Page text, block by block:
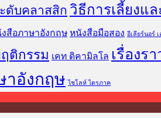
ดับคลาสสิก วิธีการเลี้ยงแ
สือภาษาอังกฤษ หนังสือมือสอง อีเลียร์นอร์ เ
ติกรรม เคท ดิคามิลโล เรื่องร
าอังกฤษ ไชโลห์ ไตรภาค